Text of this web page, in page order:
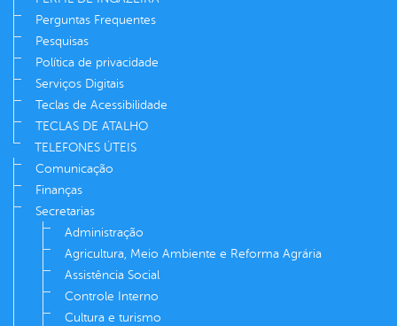
Perguntas Frequentes
Pesquisas
Política de privacidade
Serviços Digitais
Teclas de Acessibilidade
TECLAS DE ATALHO
TELEFONES ÚTEIS
Comunicação
Finanças
Secretarias
Administração
Agricultura, Meio Ambiente e Reforma Agrária
Assistência Social
Controle Interno
Cultura e turismo